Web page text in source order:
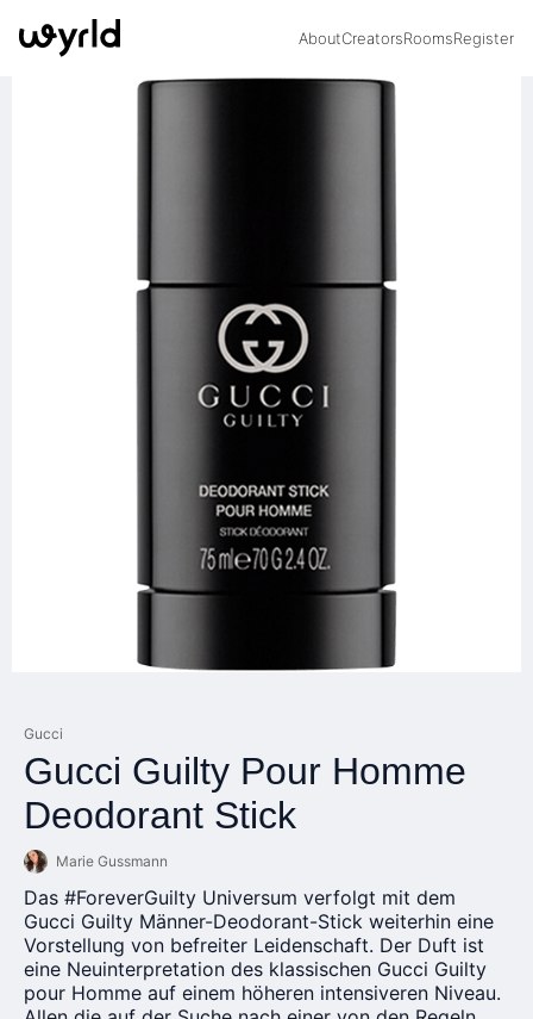
AboutCreatorsRoomsRegister
Gucci
Gucci Guilty Pour Homme
Deodorant Stick
Marie Gussmann
Das #ForeverGuilty Universum verfolgt mit dem
Gucci Guilty Männer-Deodorant-Stick weiterhin eine
Vorstellung von befreiter Leidenschaft. Der Duft ist
eine Neuinterpretation des klassischen Gucci Guilty
pour Homme auf einem höheren intensiveren Niveau.